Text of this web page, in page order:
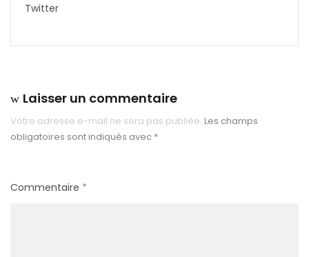
Twitter
Laisser un commentaire
Votre adresse e-mail ne sera pas publiée. Les champs
obligatoires sont indiqués avec *
Commentaire *